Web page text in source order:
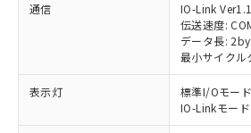
通信
IO-Link Ver1.1
伝送速度:
データ長:
最小サイク
表示灯
標準I/Oモー
IO-Linkモー